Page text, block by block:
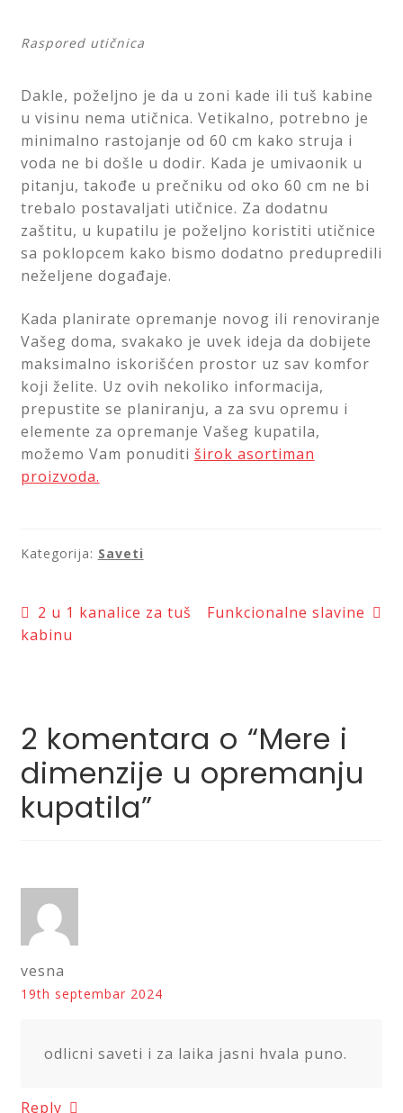
Raspored utičnica
Dakle, poželjno je da u zoni kade ili tuš kabine
u visinu nema utičnica. Vetikalno, potrebno je
minimalno rastojanje od 60 cm kako struja i
voda ne bi došle u dodir. Kada je umivaonik u
pitanju, takođe u prečniku od oko 60 cm ne bi
trebalo postavaljati utičnice. Za dodatnu
zaštitu, u kupatilu je poželjno koristiti utičnice
sa poklopcem kako bismo dodatno predupredili
neželjene događaje.
Kada planirate opremanje novog ili renoviranje
Vašeg doma, svakako je uvek ideja da dobijete
maksimalno iskorišćen prostor uz sav komfor
koji želite. Uz ovih nekoliko informacija,
prepustite se planiranju, a za svu opremu i
elemente za opremanje Vašeg kupatila,
možemo Vam ponuditi širok asortiman
proizvoda.
Kategorija: Saveti
Kretanje
članka
Prethodni
članak:
2 u 1 kanalice za tuš
kabinu
Sledeći
Funkcionalne slavine
2 komentara o “Mere i
dimenzije u opremanju
kupatila”
vesna
19th septembar 2024
odlicni saveti i za laika jasni hvala puno.
Reply